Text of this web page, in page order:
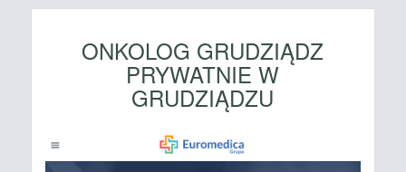
ONKOLOG GRUDZIĄDZ
PRYWATNIE W
GRUDZIĄDZU